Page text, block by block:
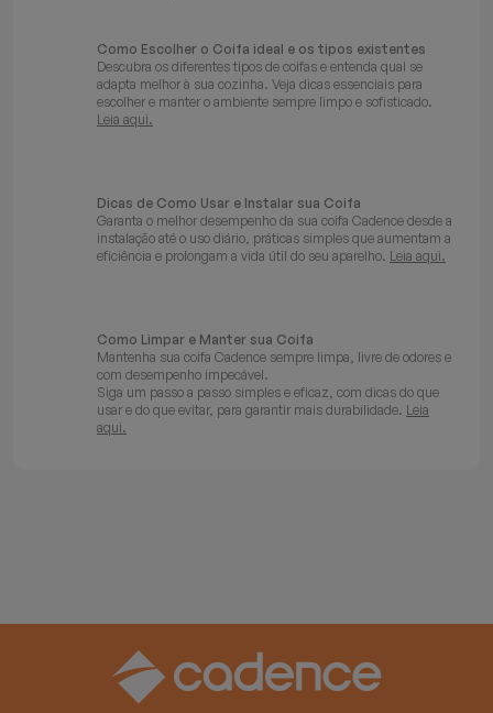
Como Escolher o Coifa ideal e os tipos existentes
Descubra os diferentes tipos de coifas e entenda qual se
adapta melhor à sua cozinha. Veja dicas essenciais para
escolher e manter o ambiente sempre limpo e sofisticado.
Leia aqui.
Dicas de Como Usar e Instalar sua Coifa
Garanta o melhor desempenho da sua coifa Cadence desde a
instalação até o uso diário, práticas simples que aumentam a
eficiência e prolongam a vida útil do seu aparelho. Leia aqui.
Como Limpar e Manter sua Coifa
Mantenha sua coifa Cadence sempre limpa, livre de odores e
com desempenho impecável.
Siga um passo a passo simples e eficaz, com dicas do que
usar e do que evitar, para garantir mais durabilidade. Leia
aqui.